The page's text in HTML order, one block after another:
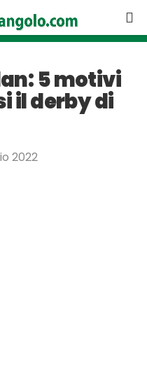
5 motivi
il derby di
2022